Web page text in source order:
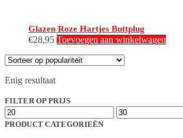
Glazen Roze Hartjes Buttplug
€28,95 Toevoegen aan winkelwagen
Enig resultaat
FILTER OP PRIJS
Min.
prijs
Max.
prijs
PRODUCT CATEGORIEËN